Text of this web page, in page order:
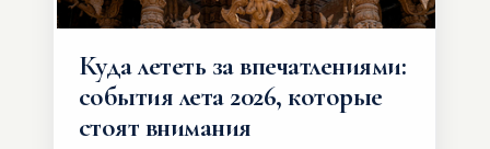
Куда лететь за впечатлениями:
события лета 2026, которые
стоят внимания